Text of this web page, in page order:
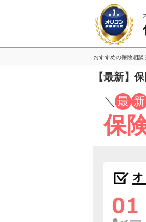
おすすめの保険相談
【最新】
／ 最 新
保